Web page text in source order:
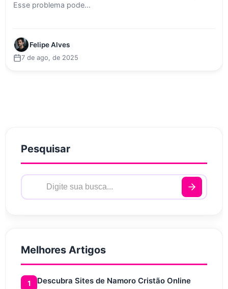
Esse problema pode...
Felipe Alves
7 de ago, de 2025
Pesquisar
Melhores Artigos
1 Descubra Sites de Namoro Cristão Online